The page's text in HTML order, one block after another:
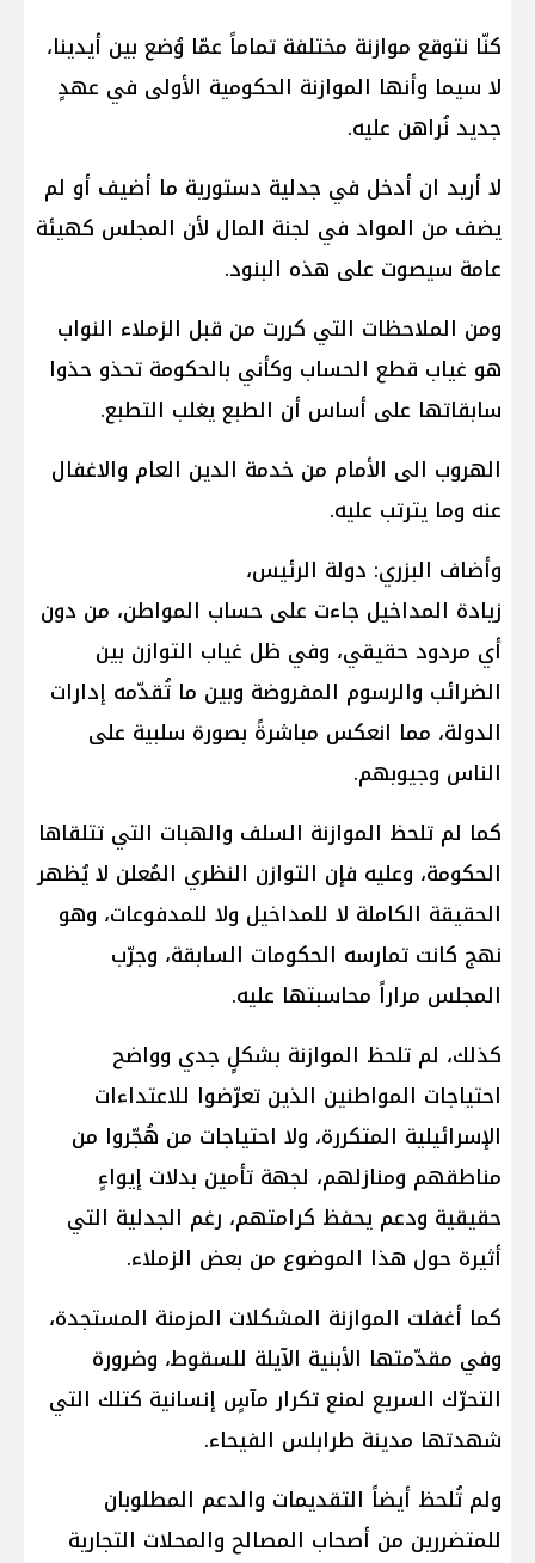
كنّا نتوقع موازنة مختلفة تماماً عمّا وُضع بين أيدينا،
لا سيما وأنها الموازنة الحكومية الأولى في عهدٍ
جديد نُراهن عليه.
لا أريد ان أدخل في جدلية دستورية ما أضيف أو لم
يضف من المواد في لجنة المال لأن المجلس كهيئة
عامة سيصوت على هذه البنود.
ومن الملاحظات التي كررت من قبل الزملاء النواب
هو غياب قطع الحساب وكأني بالحكومة تحذو حذوا
سابقاتها على أساس أن الطبع يغلب التطبع.
الهروب الى الأمام من خدمة الدين العام والاغفال
عنه وما يترتب عليه.
وأضاف البزري: دولة الرئيس،
زيادة المداخيل جاءت على حساب المواطن، من دون
أي مردود حقيقي، وفي ظل غياب التوازن بين
الضرائب والرسوم المفروضة وبين ما تُقدّمه إدارات
الدولة، مما انعكس مباشرةً بصورة سلبية على
الناس وجيوبهم.
كما لم تلحظ الموازنة السلف والهبات التي تتلقاها
الحكومة، وعليه فإن التوازن النظري المُعلن لا يُظهر
الحقيقة الكاملة لا للمداخيل ولا للمدفوعات، وهو
نهج كانت تمارسه الحكومات السابقة، وجرّب
المجلس مراراً محاسبتها عليه.
كذلك، لم تلحظ الموازنة بشكلٍ جدي وواضح
احتياجات المواطنين الذين تعرّضوا للاعتداءات
الإسرائيلية المتكررة، ولا احتياجات من هُجّروا من
مناطقهم ومنازلهم، لجهة تأمين بدلات إيواءٍ
حقيقية ودعم يحفظ كرامتهم، رغم الجدلية التي
أثيرة حول هذا الموضوع من بعض الزملاء.
كما أغفلت الموازنة المشكلات المزمنة المستجدة،
وفي مقدّمتها الأبنية الآيلة للسقوط، وضرورة
التحرّك السريع لمنع تكرار مآسٍ إنسانية كتلك التي
شهدتها مدينة طرابلس الفيحاء.
ولم تُلحظ أيضاً التقديمات والدعم المطلوبان
للمتضررين من أصحاب المصالح والمحلات التجارية